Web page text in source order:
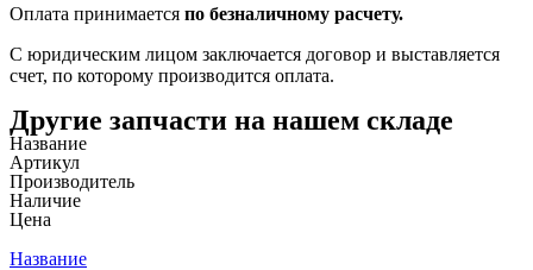
Оплата принимается по безналичному расчету.
С юридическим лицом заключается договор и выставляется
счет, по которому производится оплата.
Другие запчасти на нашем складе
Название
Артикул
Производитель
Наличие
Цена
Название